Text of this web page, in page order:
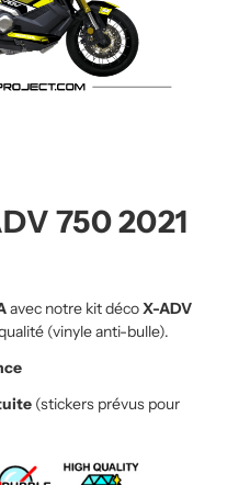
750 2021
avec notre kit décoX-ADV
(vinyle anti-bulle).
(stickers prévus pour